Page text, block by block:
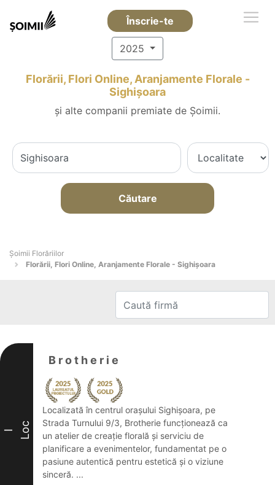
Înscrie-te
2025
Florării, Flori Online, Aranjamente Florale -
Sighişoara
și alte companii premiate de Șoimii.
Căutare
Șoimii Florăriilor
Florării, Flori Online, Aranjamente Florale - Sighişoara
I Loc
B r o t h e r i e
Localizată în centrul orașului Sighișoara, pe
Strada Turnului 9/3, Brotherie funcționează ca
un atelier de creație florală și serviciu de
planificare a evenimentelor, fundamentat pe o
pasiune autentică pentru estetică și o viziune
sinceră. ...